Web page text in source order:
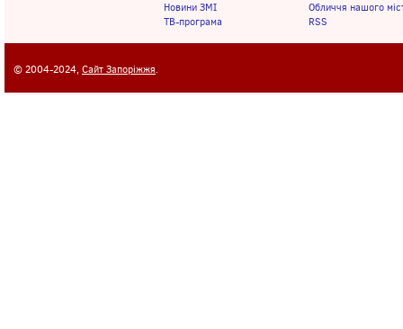
Новини ЗМІ
ТВ-програма
Обличчя нашого
RSS
© 2004-2024, Сайт Запоріжжя.